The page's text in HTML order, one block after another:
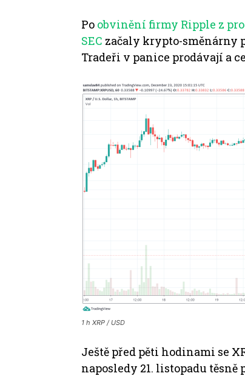
Po obvinění firmy Ripple z
SEC začaly krypto-směnárny
Tradeři v panice prodávají a
1 h XRP / USD
Ještě před pěti hodinami se
naposledy 21. listopadu těsně